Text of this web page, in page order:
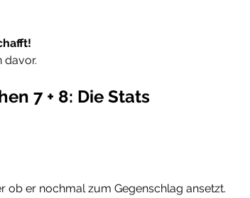
davor.
7 + 8: Die Stats
ob er nochmal zum Gegenschlag ansetzt.